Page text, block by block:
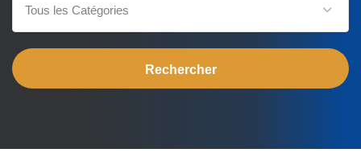
Tous les Catégories